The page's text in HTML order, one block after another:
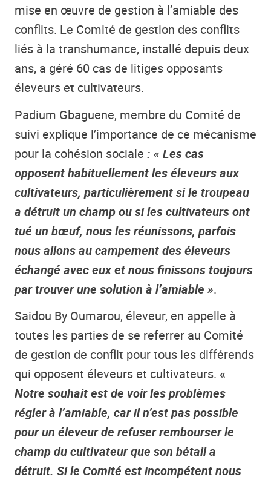
mise en œuvre de gestion à l’amiable des
conflits. Le Comité de gestion des conflits
liés à la transhumance, installé depuis deux
ans, a géré 60 cas de litiges opposants
éleveurs et cultivateurs.
Padium Gbaguene, membre du Comité de
suivi explique l’importance de ce mécanisme
pour la cohésion sociale : « Les cas
opposent habituellement les éleveurs aux
cultivateurs, particulièrement si le troupeau
a détruit un champ ou si les cultivateurs ont
tué un bœuf, nous les réunissons, parfois
nous allons au campement des éleveurs
échangé avec eux et nous finissons toujours
par trouver une solution à l’amiable ».
Saidou By Oumarou, éleveur, en appelle à
toutes les parties de se referrer au Comité
de gestion de conflit pour tous les différends
qui opposent éleveurs et cultivateurs. «
Notre souhait est de voir les problèmes
régler à l’amiable, car il n’est pas possible
pour un éleveur de refuser rembourser le
champ du cultivateur que son bétail a
détruit. Si le Comité est incompétent nous